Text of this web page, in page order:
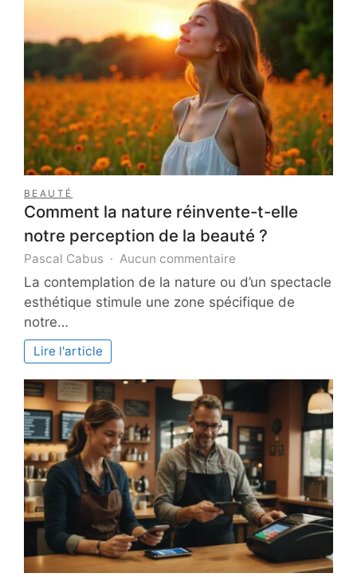
Vos
Yeux
BEAUTÉ
Comment la nature réinvente-t-elle
notre perception de la beauté ?
Pascal Cabus Aucun commentaire
Comment
la
nature
notre
de
la
beauté
?
La contemplation de la nature ou d’un spectacle
esthétique stimule une zone spécifique de
notre…
Lire l'article